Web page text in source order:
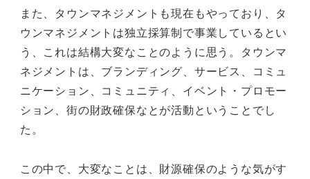
また、タウンマネジメントも現在もやっており、タ
ウンマネジメントは独立採算制で事業しているとい
う、これは結構大変なことのように思う。タウンマ
ネジメントは、ブランディング、サービス、コミュ
ニケーション、コミュニティ、イベント・プロモー
ション、街の財政確保なとが活動ということでし
た。
この中で、大変なことは、財源確保のような気がす